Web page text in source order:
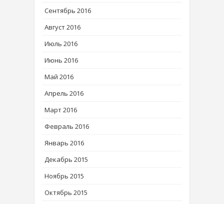
Сентябрь 2016
Август 2016
Июль 2016
Июнь 2016
Май 2016
Апрель 2016
Март 2016
Февраль 2016
Январь 2016
Декабрь 2015
Ноябрь 2015
Октябрь 2015